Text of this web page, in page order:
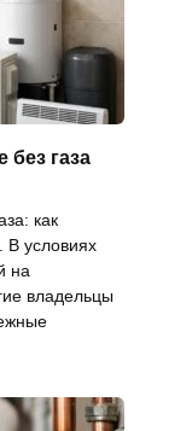
без газа
как
В условиях
на
владельцы